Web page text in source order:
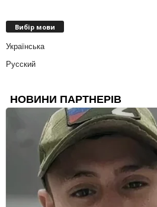
Вибір мови
Українська
Русский